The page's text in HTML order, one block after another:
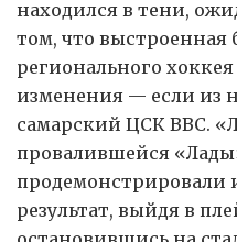
находился в тени,
том, что выстроенная
регионального
изменения — если из
самарский ЦСК ВВС.
провалившейся
продемонстрировали
результат, выйдя в